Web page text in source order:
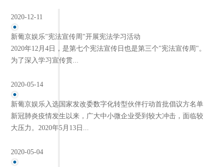
2020-12-11
新葡京娱乐"宪法宣传周"开展宪法学习活动
2020年12月4日，是第七个宪法宣传日也是第三个"宪法宣传周"。
为了深入学习宣传贯...
2020-05-14
新葡京娱乐入选国家发改委数字化转型伙伴行动首批倡议方名单
新冠肺炎疫情发生以来，广大中小微企业受到较大冲击，面临较
大压力。2020年5月13日...
2020-05-04